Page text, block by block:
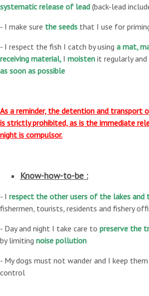
systematic release of lead (back-lead
- I make sure the seeds that I use for
- I respect the fish I catch by using a mat,
receiving material, I moisten it regularly
as soon as possible
As a reminder, the detention and transport
is strictly prohibited, as is the immediate
night is compulsor.
Know-how-to-be :
- I respect the other users of the lakes and
fishermen, tourists, residents and fishery
- Day and night I take care to preserve the
by limiting noise pollution
- My dogs must not wander and I keep
control